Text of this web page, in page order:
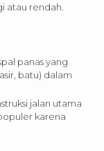
atau rendah.
panas yang
batu) dalam
jalan utama
karena